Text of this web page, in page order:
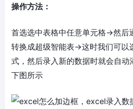
操作方法：
首选选中表格中任意单元格→然后
转换成超级智能表→这时我们可以
式，然后录入新的数据时就会自动
下图所示